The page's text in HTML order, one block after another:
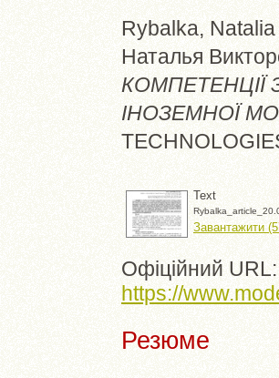
Rybalka, Natalia
Наталья
ІНОЗЕМНОЇ
Text
Завантажити
Офіційний URL:
https://
Резюме